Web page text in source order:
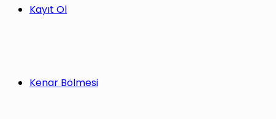
Kayıt Ol
Kenar Bölmesi